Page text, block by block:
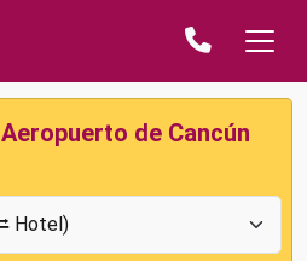
de Cancún